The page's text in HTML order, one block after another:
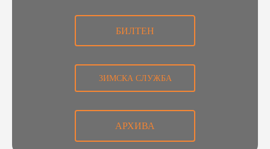
БИЛТЕН
ЗИМСКА СЛУЖБА
АРХИВА